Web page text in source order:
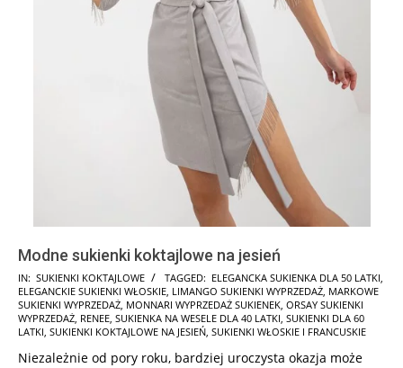
Modne sukienki koktajlowe na jesień
2024-
11-
20
IN: SUKIENKI KOKTAJLOWE TAGGED: ELEGANCKA SUKIENKA DLA 50 LATKI,
ELEGANCKIE SUKIENKI WŁOSKIE, LIMANGO SUKIENKI WYPRZEDAŻ, MARKOWE
SUKIENKI WYPRZEDAŻ, MONNARI WYPRZEDAŻ SUKIENEK, ORSAY SUKIENKI
WYPRZEDAŻ, RENEE, SUKIENKA NA WESELE DLA 40 LATKI, SUKIENKI DLA 60
LATKI, SUKIENKI KOKTAJLOWE NA JESIEŃ, SUKIENKI WŁOSKIE I FRANCUSKIE
Niezależnie od pory roku, bardziej uroczysta okazja może